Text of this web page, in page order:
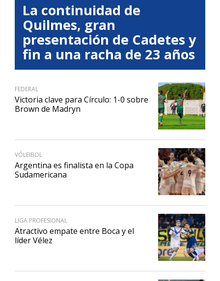
La continuidad de
Quilmes, gran
presentación de Cadetes y
fin a una racha de 23 años
FEDERAL
Victoria clave para Círculo: 1-0 sobre
Brown de Madryn
VÓLEIBOL
Argentina es finalista en la Copa
Sudamericana
LIGA PROFESIONAL
Atractivo empate entre Boca y el
líder Vélez